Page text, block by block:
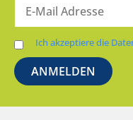
Ich akzeptiere die